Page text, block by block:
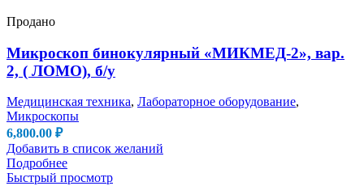
Продано
Микроскоп бинокулярный «МИКМЕД-2», вар.
2, ( ЛОМО), б/у
Медицинская техника, Лабораторное оборудование,
Микроскопы
6,800.00 ₽
Добавить в список желаний
Подробнее
Быстрый просмотр